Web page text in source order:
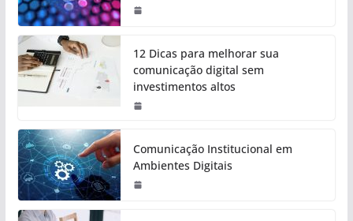
12 Dicas para melhorar sua
comunicação digital sem
investimentos altos
Comunicação Institucional em
Ambientes Digitais